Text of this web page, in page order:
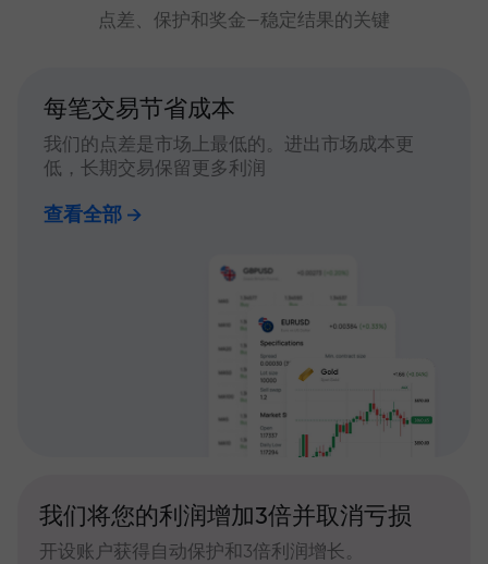
点差、保护和奖金—稳定结果的关键
每笔交易节省成本
我们的点差是市场上最低的。进出市场成本更
低，长期交易保留更多利润
查看全部
我们将您的利润增加3倍并取消亏损
开设账户获得自动保护和3倍利润增长。